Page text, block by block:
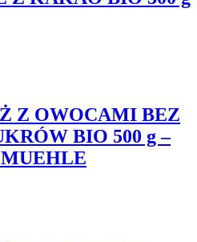
Z OWOCAMI BEZ
BIO 500 g –